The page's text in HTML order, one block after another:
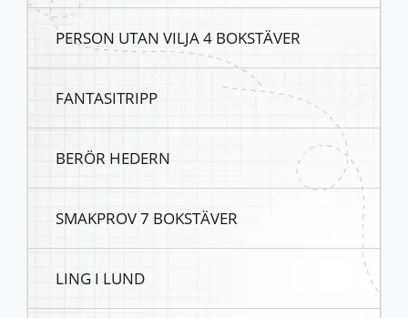
PERSON UTAN VILJA 4 BOKSTÄVER
FANTASITRIPP
BERÖR HEDERN
SMAKPROV 7 BOKSTÄVER
LING I LUND